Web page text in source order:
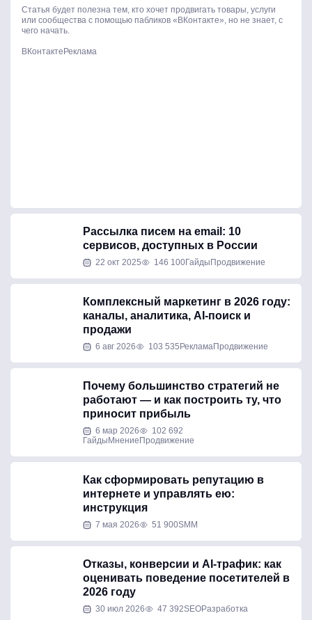
Статья будет полезна тем, кто хочет продвигать товары, услуги
или сообщества с помощью пабликов «ВКонтакте», но не знает, с
чего начать.
ВКонтакте Реклама
Рассылка писем на email: 10
сервисов, доступных в России
22 окт 2025 146 100Гайды Продвижение
Комплексный маркетинг в 2026 году:
каналы, аналитика, AI-поиск и
продажи
6 авг 2026 103 535 РекламаПродвижение
Почему большинство стратегий не
работают — и как построить ту, что
приносит прибыль
6 мар 2026
102 692
Гайды Мнение Продвижение
Как сформировать репутацию в
интернете и управлять ею:
инструкция
7 мая 2026 51 900SMM
Отказы, конверсии и AI-трафик: как
оценивать поведение посетителей в
2026 году
30 июл 2026 47 392SEOРазработка